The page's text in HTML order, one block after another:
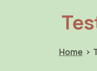
Home